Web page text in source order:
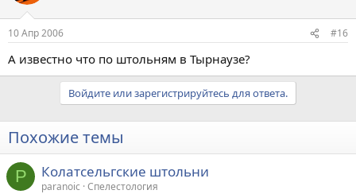
10 Апр 2006 #16
А известно что по штольням в Тырнаузе?
Войдите или зарегистрируйтесь для ответа.
Похожие темы
P Колатсельгские штольни
paranoic Спелестология